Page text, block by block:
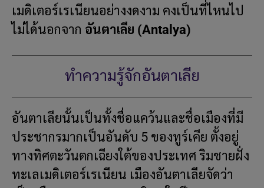
เมดิเตอร์เรเนียนอย่างงดงาม คงเป็นที่ไหนไป
ไม่ได้นอกจาก อันตาเลีย (Antalya)
ทำความรู้จักอันตาเลีย
อันตาเลียนั้นเป็นทั้งชื่อแคว้นและชื่อเมืองที่มี
ประชากรมากเป็นอันดับ 5 ของทูร์เคีย ตั้งอยู่
ทางทิศตะวันตกเฉียงใต้ของประเทศ ริมชายฝั่ง
ทะเลเมดิเตอร์เรเนียน เมืองอันตาเลียจัดว่า